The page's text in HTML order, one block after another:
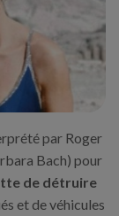
par Roger
Bach) pour
de détruire
et de véhicules